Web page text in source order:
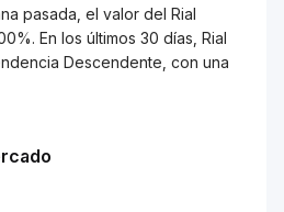
pasada, el valor del Rial
En los últimos 30 días, Rial
Descendente, con una